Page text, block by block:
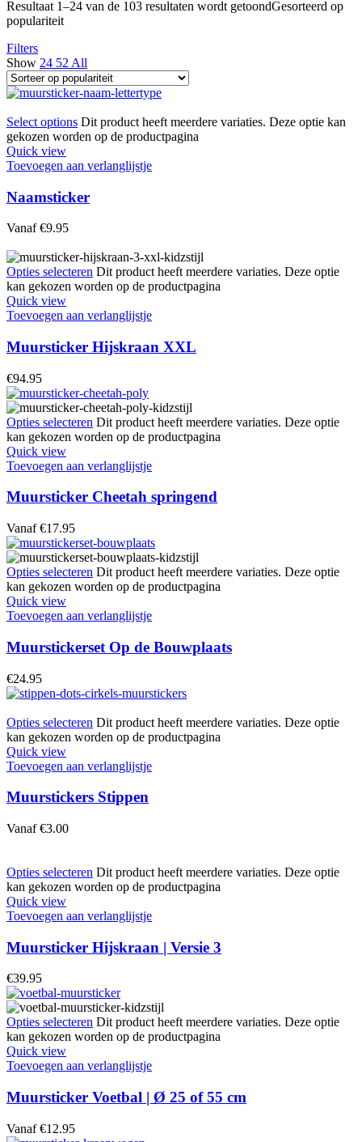
Resultaat 1–24 van de 103 resultaten wordt getoondGesorteerd op
populariteit
Filters
Show 24 52 All
Select options Dit product heeft meerdere variaties. Deze optie kan
gekozen worden op de productpagina
Quick view
Toevoegen aan verlanglijstje
Naamsticker
Vanaf €9.95
Opties selecteren Dit product heeft meerdere variaties. Deze optie
kan gekozen worden op de productpagina
Quick view
Toevoegen aan verlanglijstje
Muursticker Hijskraan XXL
€94.95
Opties selecteren Dit product heeft meerdere variaties. Deze optie
kan gekozen worden op de productpagina
Quick view
Toevoegen aan verlanglijstje
Muursticker Cheetah springend
Vanaf €17.95
Opties selecteren Dit product heeft meerdere variaties. Deze optie
kan gekozen worden op de productpagina
Quick view
Toevoegen aan verlanglijstje
Muurstickerset Op de Bouwplaats
€24.95
Opties selecteren Dit product heeft meerdere variaties. Deze optie
kan gekozen worden op de productpagina
Quick view
Toevoegen aan verlanglijstje
Muurstickers Stippen
Vanaf €3.00
Opties selecteren Dit product heeft meerdere variaties. Deze optie
kan gekozen worden op de productpagina
Quick view
Toevoegen aan verlanglijstje
Muursticker Hijskraan | Versie 3
€39.95
Opties selecteren Dit product heeft meerdere variaties. Deze optie
kan gekozen worden op de productpagina
Quick view
Toevoegen aan verlanglijstje
Muursticker Voetbal | Ø 25 of 55 cm
Vanaf €12.95